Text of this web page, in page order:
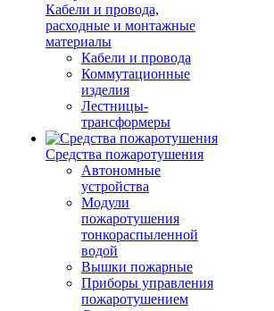
Кабели и провода,
расходные и монтажные
материалы
Кабели и провода
Коммутационные
изделия
Лестницы-
трансформеры
Средства пожаротушения
Автономные
устройства
Модули
пожаротушения
тонкораспыленной
водой
Вышки пожарные
Приборы управления
пожаротушением